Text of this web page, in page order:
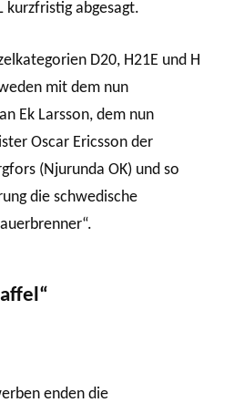
kurzfristig abgesagt.
D20, H21E und H
mit dem nun
Ek Larsson, dem nun
Oscar Ericsson der
(Njurunda OK) und so
die schwedische
enden die